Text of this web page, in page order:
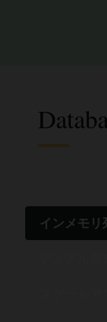
インメモリ